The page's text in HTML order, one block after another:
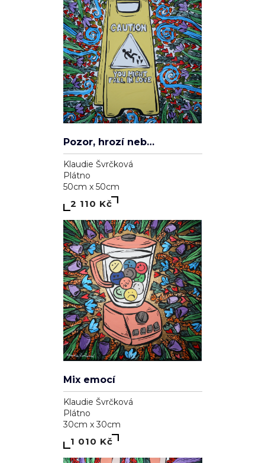
Pozor, hrozí nebezpečí zamilování se
Klaudie Švrčková
Plátno
50cm x 50cm
2 110 Kč
Mix emocí
Klaudie Švrčková
Plátno
30cm x 30cm
1 010 Kč